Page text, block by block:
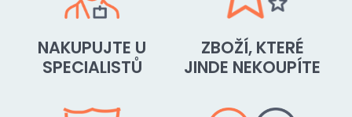
NAKUPUJTE U
SPECIALISTŮ
ZBOŽÍ, KTERÉ
JINDE NEKOUPÍTE